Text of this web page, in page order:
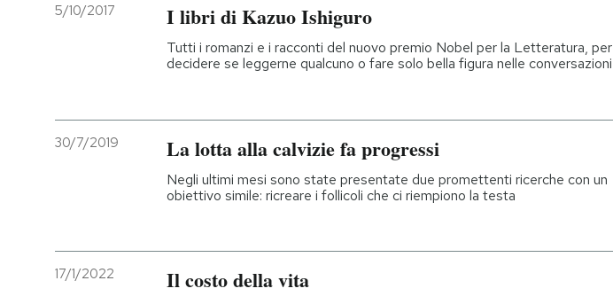
5/10/2017 I libri di Kazuo Ishiguro
Tutti i romanzi e i racconti del nuovo premio Nobel per la Letteratura, per
decidere se leggerne qualcuno o fare solo bella figura nelle conversazioni
30/7/2019 La lotta alla calvizie fa progressi
Negli ultimi mesi sono state presentate due promettenti ricerche con un
obiettivo simile: ricreare i follicoli che ci riempiono la testa
17/1/2022 Il costo della vita